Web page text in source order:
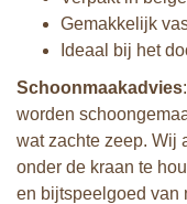
Gemakkelijk
Ideaal bij het
Schoonmaakadvies
worden
wat zachte zeep. Wij
onder de kraan te
en bijtspeelgoed van